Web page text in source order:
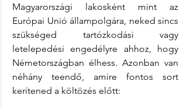
Magyarországi lakosként mint az
Európai Unió állampolgára, neked sincs
szükséged tartózkodási vagy
letelepedési engedélyre ahhoz, hogy
Németországban élhess. Azonban van
néhány teendő, amire fontos sort
kerítened a költözés előtt: